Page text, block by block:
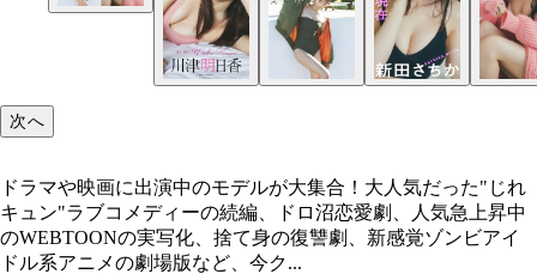
次へ
ドラマや映画に出演中のモデルが大集合！大人気だった"じれ
キュン"ラブコメディーの続編、ドロ沼恋愛劇、人気急上昇中
のWEBTOONの実写化、捨て身の復讐劇、新感覚ゾンビアイ
ドル系アニメの劇場版など、今ク...